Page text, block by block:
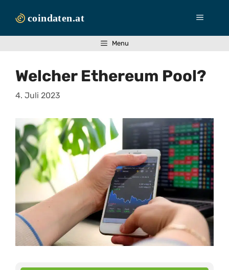
Inhalt
Menü
Menu
Welcher Ethereum Pool?
4. Juli 2023